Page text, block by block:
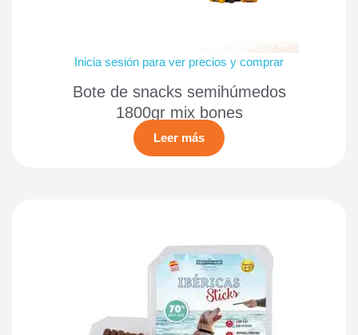
Inicia sesión para ver precios y comprar
Bote de snacks semihúmedos
1800gr mix bones
Leer más